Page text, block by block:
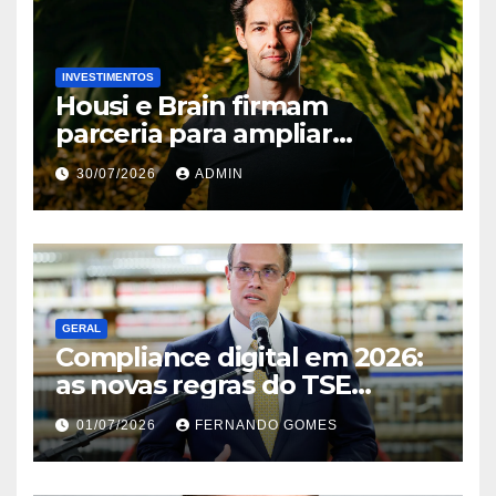
INVESTIMENTOS
Housi e Brain firmam
parceria para ampliar
inteligência de mercado em
lançamentos imobiliários
30/07/2026 ADMIN
GERAL
Compliance digital em 2026:
as novas regras do TSE
contra deepfakes e o desafio
jurídico de proteger
transmissões ao vivo
01/07/2026 FERNANDO GOMES